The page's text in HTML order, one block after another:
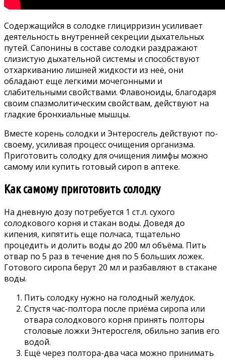
Содержащийся в солодке глицирризин усиливает
деятельность внутренней секреции дыхательных
путей. Сапонины в составе солодки раздражают
слизистую дыхательной системы и способствуют
отхаркиванию лишней жидкости из неё, они
обладают еще легкими мочегонными и
слабительными свойствами. Флавоноиды, благодаря
своим спазмолитическим свойствам, действуют на
гладкие бронхиальные мышцы.
Вместе корень солодки и Энтеросгель действуют по-
своему, усиливая процесс очищения организма.
Приготовить солодку для очищения лимфы можно
самому или купить готовый сироп в аптеке.
Как самому приготовить солодку
На дневную дозу потребуется 1 ст.л. сухого
солодкового корня и стакан воды. Доведя до
кипения, кипятить еще полчаса, тщательно
процедить и долить воды до 200 мл объёма. Пить
отвар по 5 раз в течение дня по 5 больших ложек.
Готового сиропа берут 20 мл и разбавляют в стакане
воды.
Пить солодку нужно на голодный желудок.
Спустя час-полтора после приёма сиропа или
отвара солодкового корня принять полторы
столовые ложки Энтеросгеля, обильно запив его
водой.
Ещё через полтора-два часа можно принимать